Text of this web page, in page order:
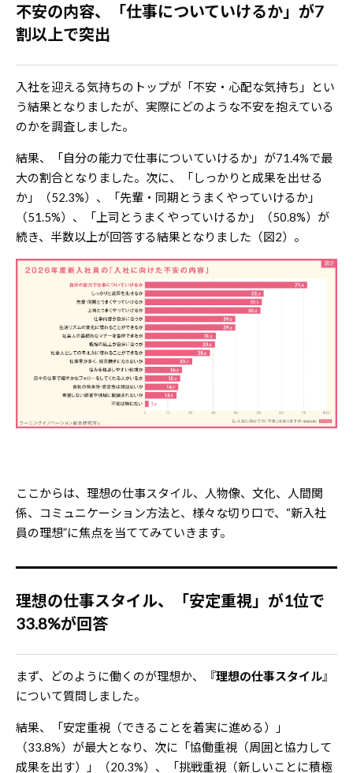
不安の内容、「仕事についていけるか」が7
割以上で突出
入社を迎える気持ちのトップが「不安・心配な気持ち」とい
う結果となりましたが、実際にどのような不安を抱えている
のかを調査しました。
結果、「自分の能力で仕事についていけるか」が71.4%で最
大の割合となりました。次に、「しっかりと成果を出せる
か」（52.3%）、「先輩・同期とうまくやっていけるか」
（51.5%）、「上司とうまくやっていけるか」（50.8%）が
続き、半数以上が回答する結果となりました（図2）。
ここからは、理想の仕事スタイル、人物像、文化、人間関
係、コミュニケーション方法と、様々な切り口で、“新入社
員の理想”に焦点を当ててみていきます。
理想の仕事スタイル、「安定重視」が1位で
33.8%が回答
まず、どのように働くのが理想か、『理想の仕事スタイル』
について質問しました。
結果、「安定重視（できることを着実に進める）」
（33.8%）が最大となり、次に「協働重視（周囲と協力して
成果を出す）」（20.3%）、「挑戦重視（新しいことに積極